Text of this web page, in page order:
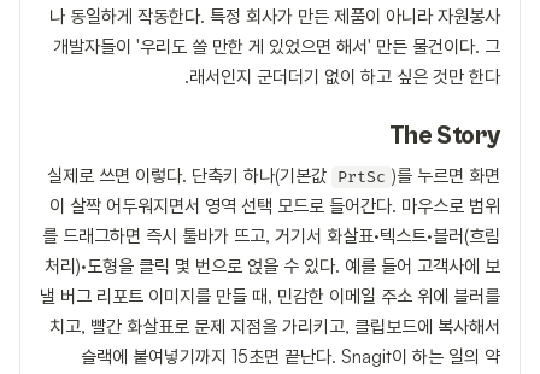
나 동일하게 작동한다. 특정 회사가 만든 제품이 아니라 자원봉사
개발자들이 '우리도 쓸 만한 게 있었으면 해서' 만든 물건이다. 그
래서인지 군더더기 없이 하고 싶은 것만 한다.
The Story
실제로 쓰면 이렇다. 단축키 하나(기본값 PrtSc )를 누르면 화면
이 살짝 어두워지면서 영역 선택 모드로 들어간다. 마우스로 범위
를 드래그하면 즉시 툴바가 뜨고, 거기서 화살표·텍스트·블러(흐림
처리)·도형을 클릭 몇 번으로 얹을 수 있다. 예를 들어 고객사에 보
낼 버그 리포트 이미지를 만들 때, 민감한 이메일 주소 위에 블러를
치고, 빨간 화살표로 문제 지점을 가리키고, 클립보드에 복사해서
슬랙에 붙여넣기까지 15초면 끝난다. Snagit이 하는 일의 약